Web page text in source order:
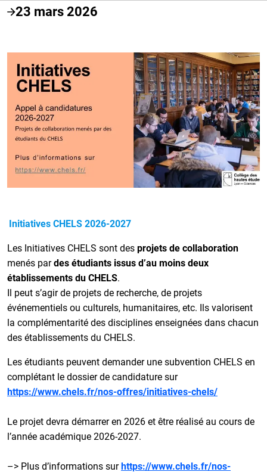
23 mars 2026
Initiatives CHELS 2026-2027
Les Initiatives CHELS sont des projets de collaboration
menés pardes étudiants issus d’au moins deux
établissements du CHELS.
Il peut s’agir de projets de recherche, de projets
événementiels ou culturels, humanitaires, etc. Ils valorisent
la complémentarité des disciplines enseignées dans chacun
des établissements du CHELS.
Les étudiants peuvent demander une subvention CHELS en
complétant le dossier de candidature sur
https://www.chels.fr/nos-offres/initiatives-chels/
Le projet devra démarrer en 2026 et être réalisé au cours de
l’année académique 2026-2027.
–> Plus d’informations sur https://www.chels.fr/nos-